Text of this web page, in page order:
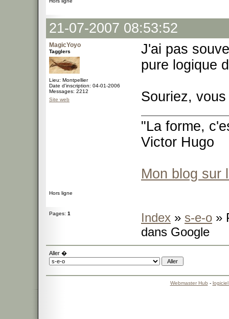
21-07-2007 08:53:52
MagicYoyo
Tagglers
Lieu: Montpellier
Date d'inscription: 04-01-2006
Messages: 2212
Site web
J'ai pas
pure logique
Souriez,
"La forme,
Victor Hugo
Mon blog sur
Hors ligne
Pages: 1 Index » s-e-o »
dans Google
Aller �
Webmaster Hub -